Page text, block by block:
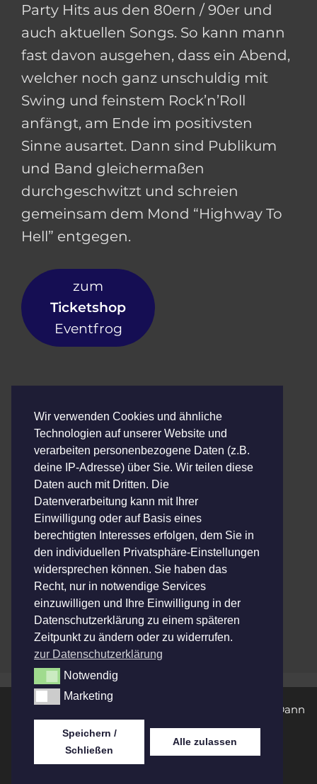
Party Hits aus den 80ern / 90er und
auch aktuellen Songs. So kann mann
fast davon ausgehen, dass ein Abend,
welcher noch ganz unschuldig mit
Swing und feinstem Rock’n’Roll
anfängt, am Ende im positivsten
Sinne ausartet. Dann sind Publikum
und Band gleichermaßen
durchgeschwitzt und schreien
gemeinsam dem Mond “Highway To
Hell” entgegen.
zum
Ticketshop
Eventfrog
Normal: 25,-€
Kultur-Unterstützer- Ticket: 35,- €
ermäßigt (Schüler & Studenten): 10-€
Kategorien
Konzerte - Archiv
A Swarm of the Sun
Veeble 2026
Wir bei Bühne Blechwerk lieben Musik! Du auch?
Dann
unterstütze uns!
Barrierefreiheit&Impressum
Wir verwenden Cookies und ähnliche
Technologien auf unserer Website und
verarbeiten personenbezogene Daten (z.B.
deine IP-Adresse) über Sie. Wir teilen diese
Daten auch mit Dritten. Die
Datenverarbeitung kann mit Ihrer
Einwilligung oder auf Basis eines
berechtigten Interesses erfolgen, dem Sie in
den individuellen Privatsphäre-Einstellungen
widersprechen können. Sie haben das
Recht, nur in notwendige Services
einzuwilligen und Ihre Einwilligung in der
Datenschutzerklärung zu einem späteren
Zeitpunkt zu ändern oder zu widerrufen.
zur Datenschutzerklärung
NotwendigNotwendig
MarketingMarketing
Speichern /
Schließen
Alle zulassen